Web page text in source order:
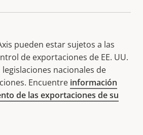
pueden estar sujetos a las
de exportaciones de EE. UU.
nacionales de
Encuentre información
de las exportaciones de su